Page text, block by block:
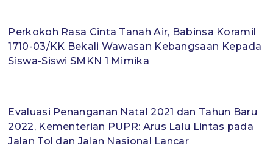
Perkokoh Rasa Cinta Tanah Air, Babinsa Koramil
1710-03/KK Bekali Wawasan Kebangsaan Kepada
Siswa-Siswi SMKN 1 Mimika
Evaluasi Penanganan Natal 2021 dan Tahun Baru
2022, Kementerian PUPR: Arus Lalu Lintas pada
Jalan Tol dan Jalan Nasional Lancar